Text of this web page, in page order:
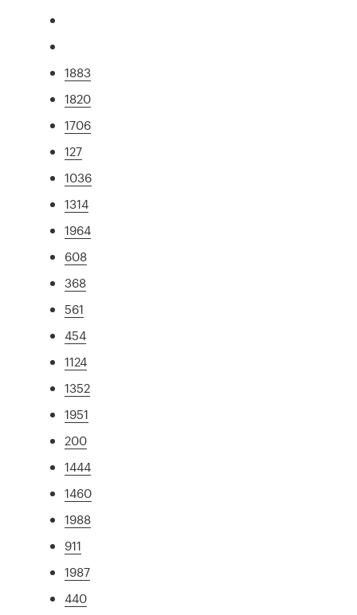
1883
1820
1706
127
1036
1314
1964
608
368
561
454
1124
1352
1951
200
1444
1460
1988
911
1987
440